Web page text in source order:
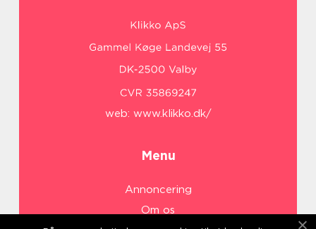
web: www.klikko.dk/
Menu
Annoncering
Om os